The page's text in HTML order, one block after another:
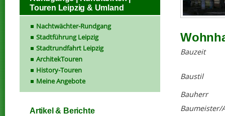
Bauzeit
Baustil
Bauherr
Baumeister/
Touren Leipzig & Umland
Nachtwächter-Rundgang
Stadtführung Leipzig
Stadtrundfahrt Leipzig
ArchitekTouren
History-Touren
Meine Angebote
Artikel & Berichte